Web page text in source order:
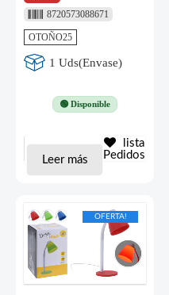
8720573088671
OTOÑO25
1 Uds(Envase)
🟢 Disponible
Leer más
lista
Pedidos
OFERTA!